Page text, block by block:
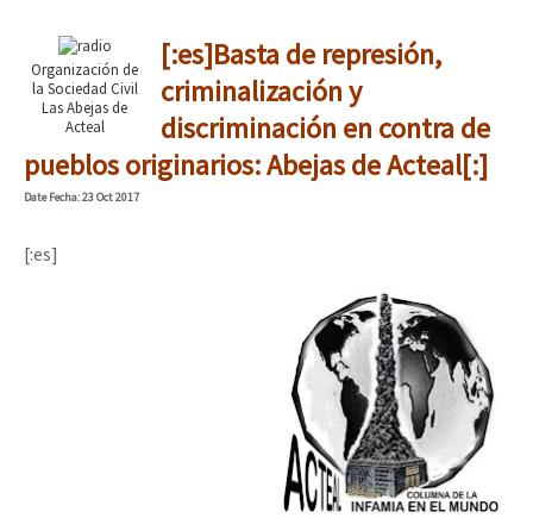
Organización de
la Sociedad Civil
Las Abejas de
Acteal
[:es]Basta de represión,
criminalización y
discriminación en contra de
pueblos originarios: Abejas de Acteal[:]
DateFecha: 23 Oct 2017
[:es]